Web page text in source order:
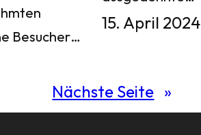
Besucher…
15. April 2024
Nächste Seite »